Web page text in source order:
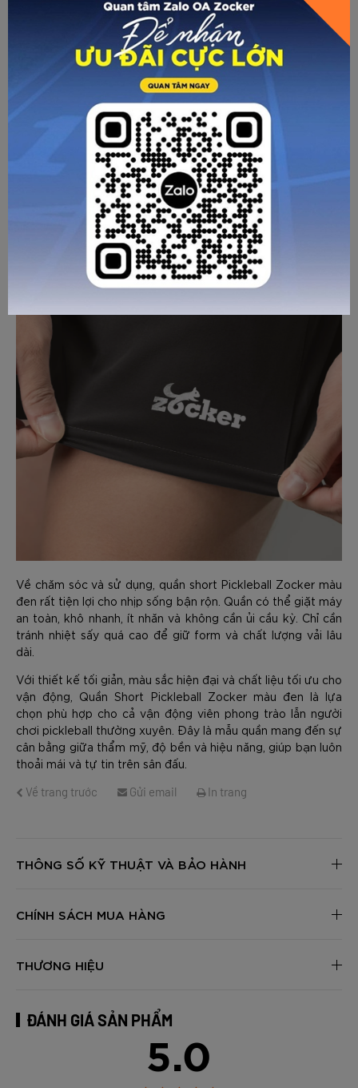
Về độ thoáng khí, quần được thiết kế với cấu trúc vải phù
hợp cho vận động, hỗ trợ lưu thông không khí tốt trong quá
trình thi đấu. Điều này đặc biệt quan trọng với pickleball –
môn thể thao có cường độ di chuyển liên tục, đòi hỏi trang
phục phải thoáng và nhẹ để không gây bí bách hay nặng nề.
Ngoài ra, polyester là chất liệu dễ xử lý các hoàn thiện kỹ
thuật trong sản xuất, giúp quần có tiềm năng tích hợp các
tính năng như hạn chế mùi, hỗ trợ chống tia UV hoặc tăng
độ bền bề mặt vải. Những yếu tố này góp phần nâng cao
trải nghiệm sử dụng, đặc biệt với người chơi thường xuyên
tập luyện ngoài trời.
Về chăm sóc và sử dụng, quần short Pickleball Zocker màu
đen rất tiện lợi cho nhịp sống bận rộn. Quần có thể giặt máy
an toàn, khô nhanh, ít nhăn và không cần ủi cầu kỳ. Chỉ cần
tránh nhiệt sấy quá cao để giữ form và chất lượng vải lâu
dài.
Với thiết kế tối giản, màu sắc hiện đại và chất liệu tối ưu cho
vận động, Quần Short Pickleball Zocker màu đen là lựa
chọn phù hợp cho cả vận động viên phong trào lẫn người
chơi pickleball thường xuyên. Đây là mẫu quần mang đến sự
cân bằng giữa thẩm mỹ, độ bền và hiệu năng, giúp bạn luôn
thoải mái và tự tin trên sân đấu.
Về trang trước
Gửi email In trang
THÔNG SỐ KỸ THUẬT VÀ BẢO HÀNH
CHÍNH SÁCH MUA HÀNG
THƯƠNG HIỆU
ĐÁNH GIÁ SẢN PHẨM
5.0
HƯỚNG DẪN CHỌN SIZE